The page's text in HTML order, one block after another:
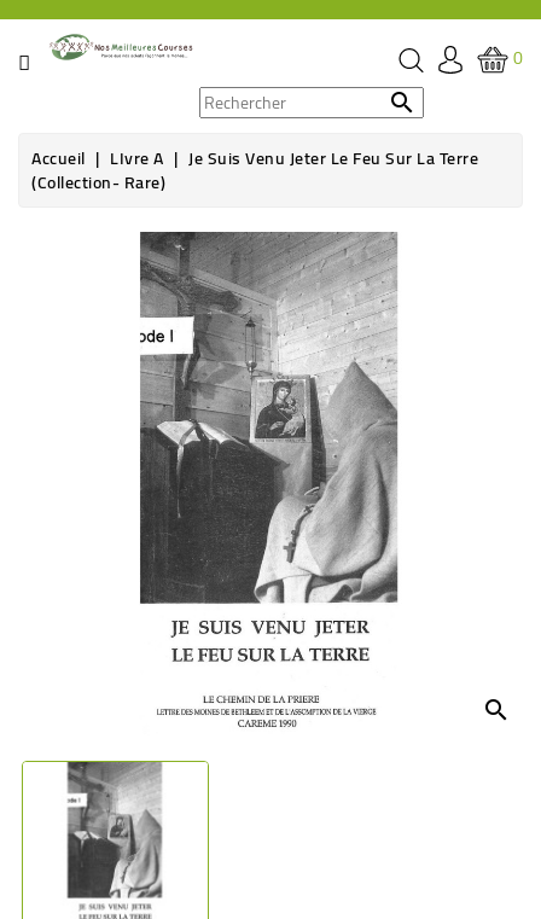
CATÉGORIE
ÉPICERIE
0

Accueil LIvre A Je Suis Venu Jeter Le Feu Sur La Terre
(Collection- Rare)
Rupture de stock
search